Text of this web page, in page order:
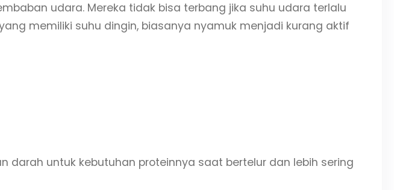
udara. Mereka tidak bisa terbang jika suhu udara terlalu
memiliki suhu dingin, biasanya nyamuk menjadi kurang aktif
darah untuk kebutuhan proteinnya saat bertelur dan lebih sering